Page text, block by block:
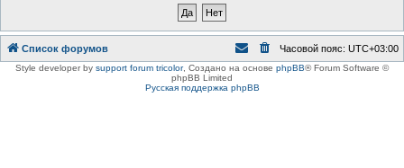
Список форумов Часовой пояс: UTC+03:00
Style developer by support forum tricolor, Создано на основе phpBB® Forum Software ©
phpBB Limited
Русская поддержка phpBB